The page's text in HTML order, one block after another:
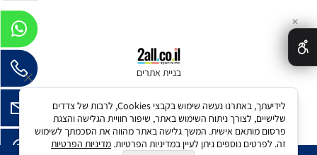
בניית אתרים
✕
לידיעתך, באתרנו נעשה שימוש בקבצי Cookies, לרבות של צדדים
שלישיים, לצורך ניתוח השימוש באתר, שיפור חוויית הגלישה והצגת
פרסום מותאם אישית. המשך גלישה באתר מהווה את הסכמתך לשימוש
זה. לפרטים נוספים ניתן לעיין במדיניות הפרטיות. מדיניות הפרטיות